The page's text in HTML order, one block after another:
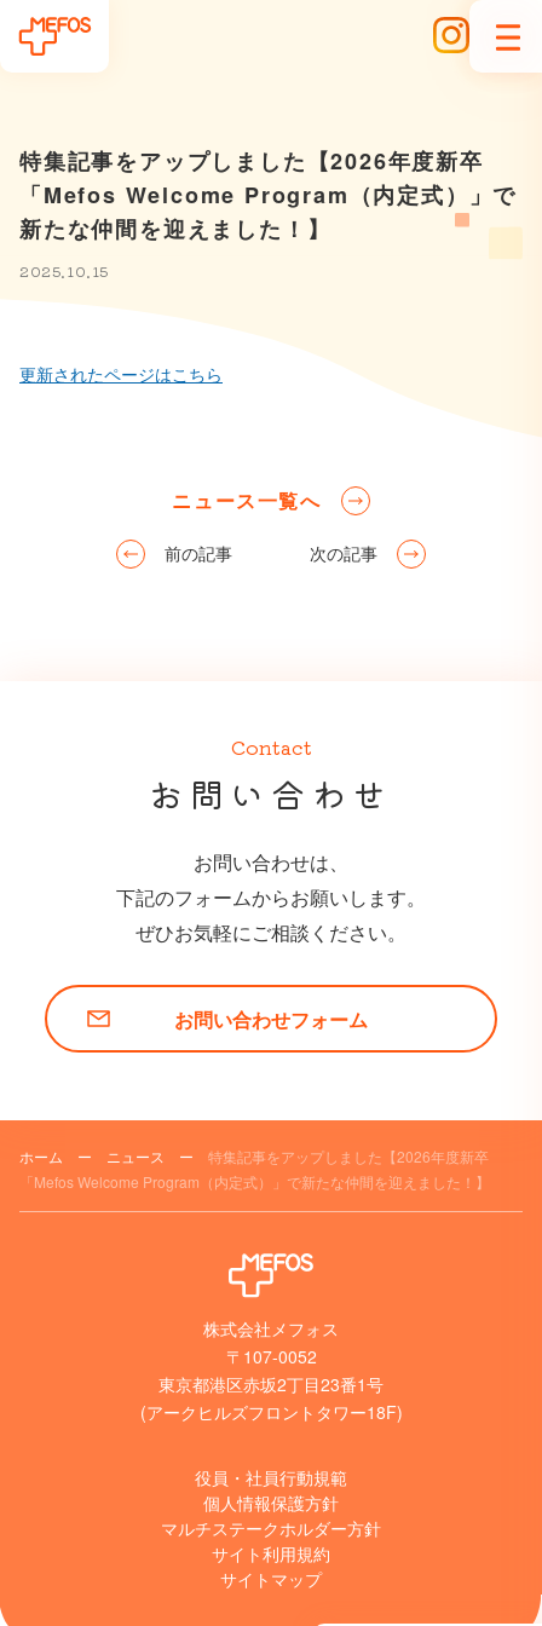
特集記事をアップしました【2026年度新卒
「Mefos Welcome Program（内定式）」で
新たな仲間を迎えました！】
2025.10.15
更新されたページはこちら
前の記事
ニュース一覧へ
次の記事
Contact
お問い合わせ
お問い合わせは、
下記のフォームからお願いします。
ぜひお気軽にご相談ください。
お問い合わせフォーム
ホーム ー ニュース ー 特集記事をアップしました【2026年度新卒
「Mefos Welcome Program（内定式）」で新たな仲間を迎えました！】
株式会社メフォス
〒107-0052
東京都港区赤坂2丁目23番1号
(アークヒルズフロントタワー18F)
役員・社員行動規範
個人情報保護方針
マルチステークホルダー方針
サイト利用規約
サイトマップ